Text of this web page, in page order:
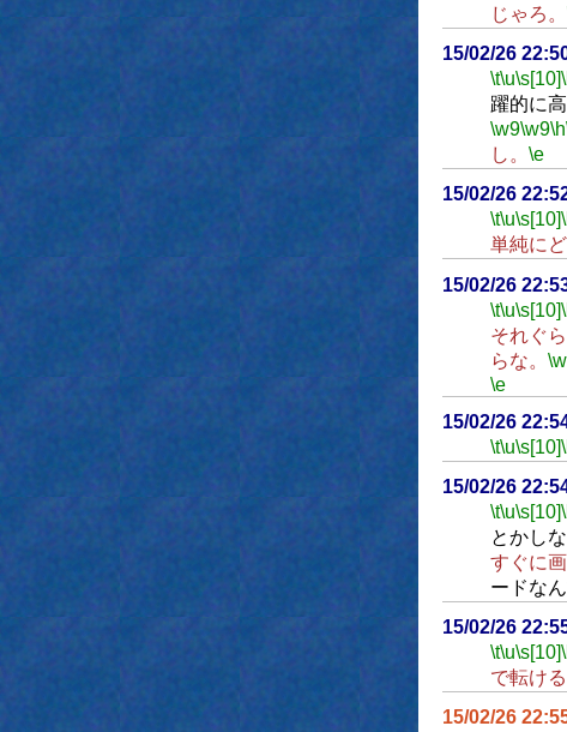
じゃろ。
15/02/26
\t\u\s[10]
躍的に
\w9\w9\h
し。 \e
15/02/26
\t\u\s[10]
単純に
15/02/26
\t\u\s[10]
それぐ
らな。
\e
15/02/26
\t\u\s[10]
15/02/26
\t\u\s[10]
とかしな
すぐに
ードな
15/02/26
\t\u\s[10]
で転け
15/02/26